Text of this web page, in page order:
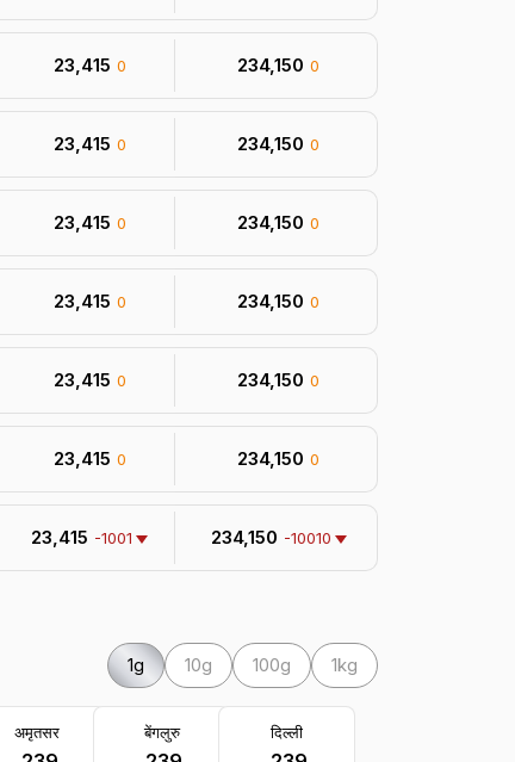
₹ 23,415 0 ₹ 234,150 0
₹ 23,415 0 ₹ 234,150 0
₹ 23,415 0 ₹ 234,150 0
₹ 23,415 0 ₹ 234,150 0
₹ 23,415 0 ₹ 234,150 0
₹ 23,415 0 ₹ 234,150 0
₹ 23,415 -1001 ₹ 234,150 -10010
1g 10g 100g 1kg
अमृतसर बेंगलुरु दिल्ली